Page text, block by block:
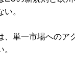
。
単一市場へのア